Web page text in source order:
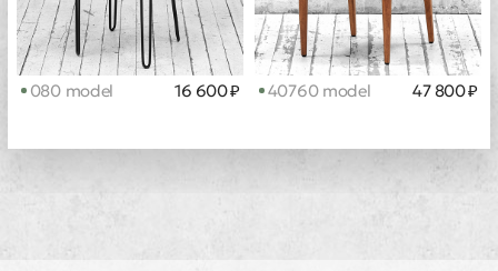
080 model 16 600 ₽ 40760 model 47 800 ₽